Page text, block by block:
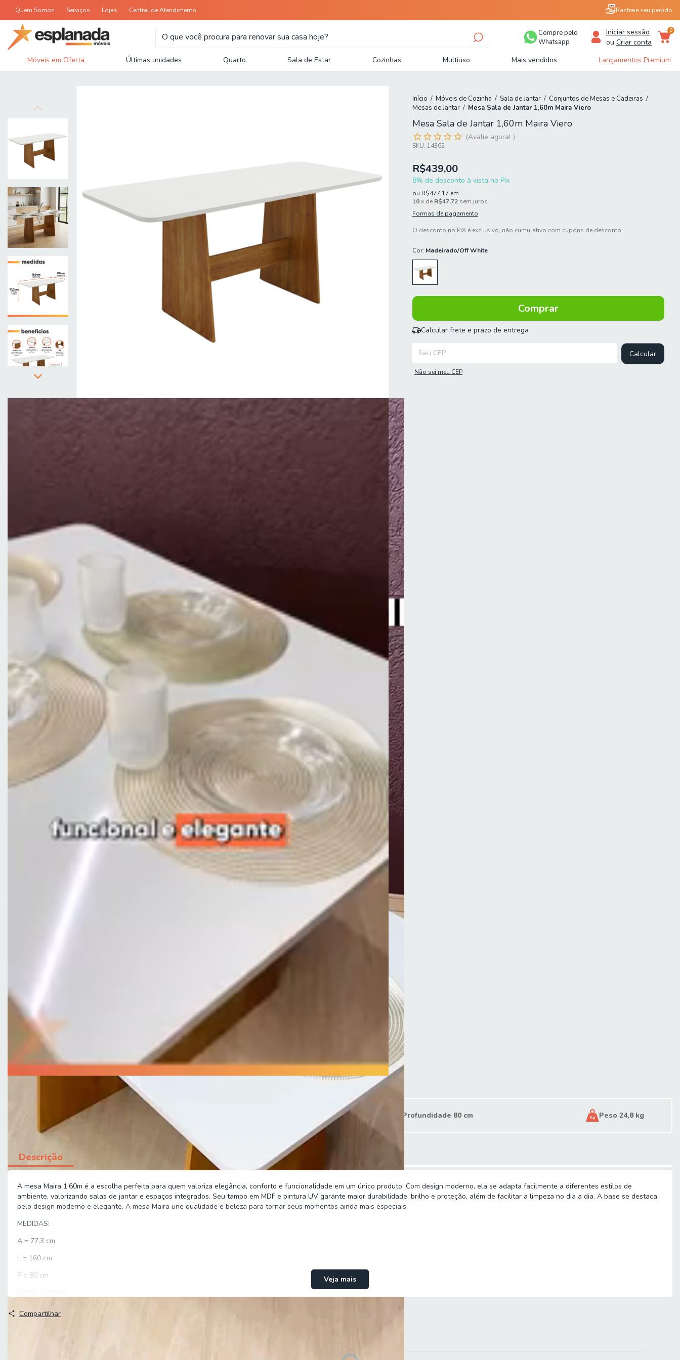
Quem Somos Serviços Lojas Central de Atendimento Rastreie seu pedido
Compre pelo
Whatsapp
Iniciar sessão
ou Criar conta
0
Móveis em Oferta Últimas unidades Quarto Sala de Estar Cozinhas Multiuso Mais vendidos Lançamentos Premium
Início / Móveis de Cozinha / Sala de Jantar / Conjuntos de Mesas e Cadeiras /
Mesas de Jantar / Mesa Sala de Jantar 1,60m Maira Viero
Mesa Sala de Jantar 1,60m Maira Viero
Avalie agora!
SKU: 14362
R$439,00
8% de desconto à vista no Pix
ou R$477,17 em
10x de R$47,72 sem juros
Formas de pagamento
O desconto no PIX é exclusivo, não cumulativo com cupons de desconto.
Cor: Madeirado/Off White
Calcular frete e prazo de entrega
Calcular
Não sei meu CEP
Altura 78 cm Profundidade 80 cm Peso 24,8 kg
Descrição
A mesa Maira 1,60m é a escolha perfeita para quem valoriza elegância, conforto e funcionalidade em um único produto. Com design moderno, ela se adapta facilmente a diferentes estilos de
ambiente, valorizando salas de jantar e espaços integrados. Seu tampo em MDF e pintura UV garante maior durabilidade, brilho e proteção, além de facilitar a limpeza no dia a dia. A base se destaca
pelo design moderno e elegante. A mesa Maira une qualidade e beleza para tornar seus momentos ainda mais especiais.
MEDIDAS:
A = 77,3 cm
L = 160 cm
P = 80 cm
PESO SUPORTADO: 50 Kg (distribuídos)
Veja mais
Compartilhar